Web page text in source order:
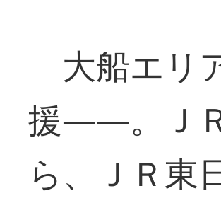
大船エリ
援――。Ｊ
ら、ＪＲ東